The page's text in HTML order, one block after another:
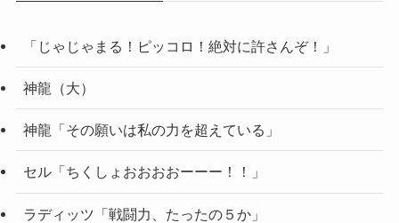
「じゃじゃまる！ピッコロ！絶対に許さんぞ！」
神龍（大）
神龍「その願いは私の力を超えている」
セル「ちくしょおおおおーーー！！」
ラディッツ「戦闘力、たったの５か」